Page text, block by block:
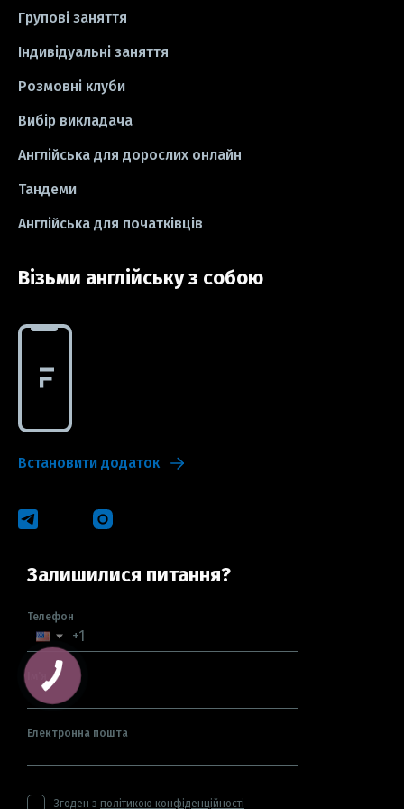
#школа #ігри
#СV #резюме
#idioms
Групові заняття
Індивідуальні заняття
Розмовні клуби
Вибір викладача
Англійська для дорослих онлайн
Тандеми
Англійська для початківців
Візьми англійську з собою
Встановити додаток
Залишилися питання?
Телефон
Електронна пошта
Згоден з політикою конфіденційності